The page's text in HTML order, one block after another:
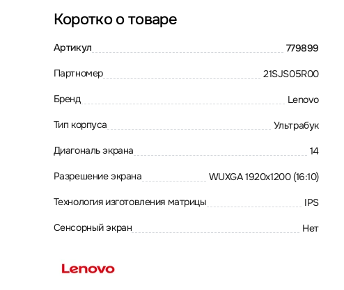
Коротко о товаре
Артикул 779899
Партномер 21SJS05R00
Бренд Lenovo
Тип корпуса Ультрабук
Диагональ экрана 14
Разрешение экрана WUXGA 1920x1200 (16:10)
Технология изготовления матрицы IPS
Сенсорный экран Нет